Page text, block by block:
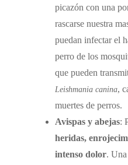
picazón con una
rascarse nuestra
puedan infectar el
perro de los
que pueden
Leishmania canina,
muertes de perros.
Avispas y abejas:
heridas,
intenso dolor.